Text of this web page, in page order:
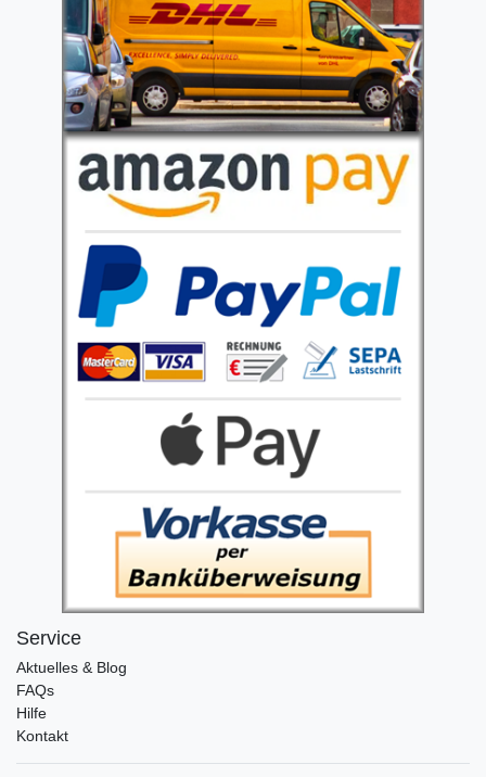
Service
Aktuelles & Blog
FAQs
Hilfe
Kontakt